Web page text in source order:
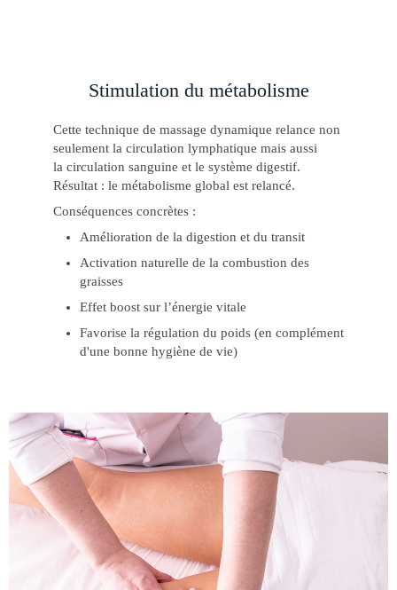
Stimulation du métabolisme
Cette technique de massage dynamique relance non
seulement la circulation lymphatique mais aussi
la circulation sanguine et le système digestif.
Résultat : le métabolisme global est relancé.
Conséquences concrètes :
Amélioration de la digestion et du transit
Activation naturelle de la combustion des
graisses
Effet boost sur l’énergie vitale
Favorise la régulation du poids (en complément
d'une bonne hygiène de vie)